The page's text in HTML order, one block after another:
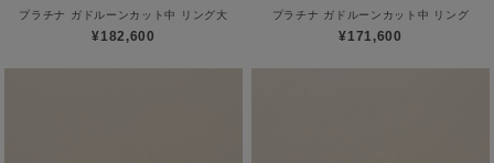
プラチナ ガドルーンカット中 リング大
¥182,600
プラチナ ガドルーンカット中 リング
¥171,600